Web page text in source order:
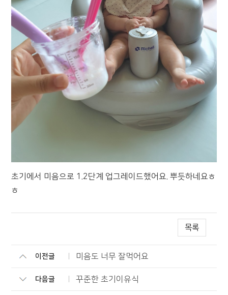
초기에서 미음으로 1.2단계 업그레이드했어요. 뿌듯하네요ㅎ
ㅎ
목록
이전글 미음도 너무 잘먹어요
꾸준한 초기이유식
다음글